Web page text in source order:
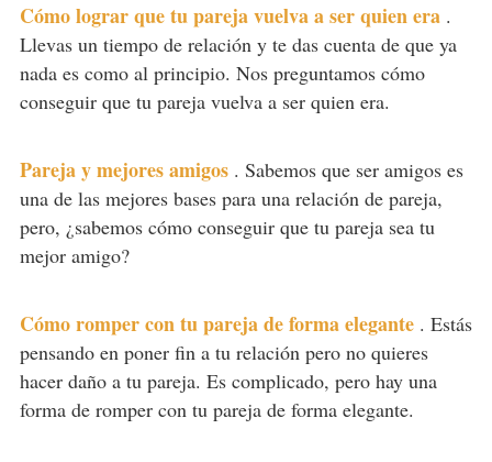
Cómo lograr que tu pareja vuelva a ser quien era .
Llevas un tiempo de relación y te das cuenta de que ya
nada es como al principio. Nos preguntamos cómo
conseguir que tu pareja vuelva a ser quien era.
Pareja y mejores amigos . Sabemos que ser amigos es
una de las mejores bases para una relación de pareja,
pero, ¿sabemos cómo conseguir que tu pareja sea tu
mejor amigo?
Cómo romper con tu pareja de forma elegante . Estás
pensando en poner fin a tu relación pero no quieres
hacer daño a tu pareja. Es complicado, pero hay una
forma de romper con tu pareja de forma elegante.